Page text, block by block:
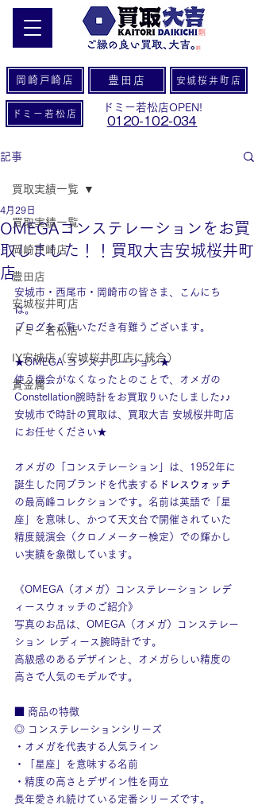
岡崎戸崎店 豊田店 安城桜井町店
ドミー若松店
ドミー若松店OPEN!
0120-102-034
記事
買取実績一覧
岡崎戸崎店
豊田店
安城桜井町店
ドミー若松店
IY安城店（安城桜井町店に統合）
貴金属
買取実績一覧
OMEGAコンステレーションをお買
取しました！！買取大吉安城桜井町
店
4月29日
安城市・西尾市・岡崎市の皆さま、こんにち
は。
ブログをご覧いただき有難うございます。
★OMEGA コンステレーション★
使う機会がなくなったとのことで、オメガの
Constellation腕時計をお買取りいたしました♪♪
安城市で時計の買取は、買取大吉 安城桜井町店
にお任せください★
オメガの「コンステレーション」は、1952年に
誕生した同ブランドを代表する ドレスウォッチ
の最高峰コレクションです。名前は英語で「星
座」を意味し、かつて天文台で開催されていた
精度競演会（クロノメーター検定）での輝かし
い実績を象徴しています。
《OMEGA（オメガ）コンステレーション レデ
ィースウォッチのご紹介》
写真のお品は、OMEGA（オメガ）コンステレー
ション レディース腕時計です。
高級感のあるデザインと、オメガらしい精度の
高さで人気のモデルです。
■ 商品の特徴
◎ コンステレーションシリーズ
・オメガを代表する人気ライン
・「星座」を意味する名前
・精度の高さとデザイン性を両立
長年愛され続けている定番シリーズです。